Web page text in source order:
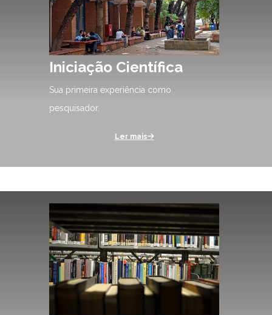
Iniciação Científica
Sua primeira experiência como
pesquisador.
Ler mais